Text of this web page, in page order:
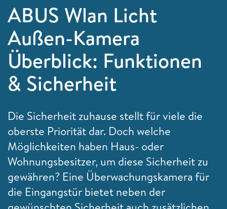
ABUS Wlan Licht
Außen-Kamera
Überblick: Funktionen
& Sicherheit
Die Sicherheit zuhause stellt für viele die
oberste Priorität dar. Doch welche
Möglichkeiten haben Haus- oder
Wohnungsbesitzer, um diese Sicherheit zu
gewähren? Eine Überwachungskamera für
die Eingangstür bietet neben der